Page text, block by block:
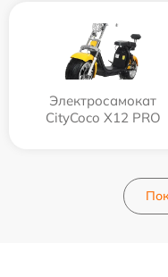
Электросамокат
CityCoco X12 PRO